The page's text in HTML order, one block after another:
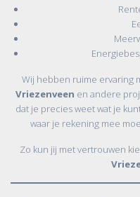
Wij hebben ruime ervaring
Vriezenveen en andere
dat je precies weet wat je
waar je rekening mee
Zo kun jij met vertrouwen